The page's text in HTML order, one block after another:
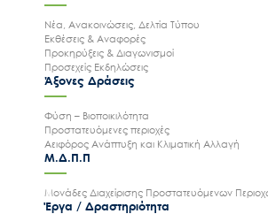
Νέα, Ανακοινώσεις, Δελτία Τύπου
Εκθέσεις & Αναφορές
Προκηρύξεις & Διαγωνισμοί
Προσεχείς Εκδηλώσεις
Άξονες Δράσεις
Φύση – Βιοποικιλότητα
Προστατευόμενες περιοχές
Αειφόρος Ανάπτυξη και Κλιματική Αλλαγή
Μ.Δ.Π.Π
Μονάδες Διαχείρισης Προστατευόμενων
Έργα / Δραστηριότητα